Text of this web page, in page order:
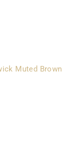
Muted Brown